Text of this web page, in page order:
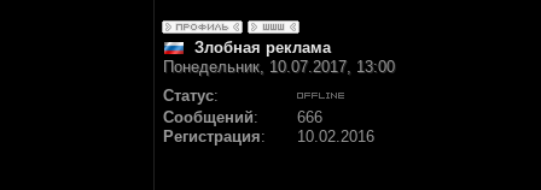
Злобная реклама
Понедельник, 10.07.2017, 13:00
Статус:
Сообщений:
666
Регистрация: 10.02.2016